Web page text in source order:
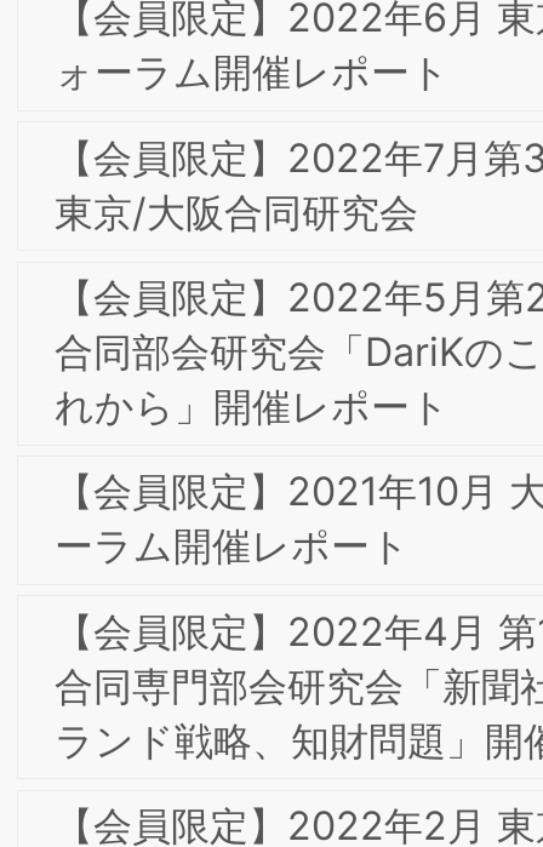
【会員限定】2019年7⽉ 第14回東京フォ
ーラム 「“交差集積”の時代における我が
国ジャパンブランドに求められている
の」
2019年7月 第14回東京フォーラム
2018年10月 東京第13回フォーラム/東京
経済人倶楽部カイザーオープンセミナー
は盛況のうちに終了いたしました
経済人倶楽部カイザーオープンセミナは
盛況のうちに終了いたしました
2017年9月 大阪･六甲東阪合同合宿の報
告
2017年 BSI出版活動の一つとして会員の
る現代マーケティング」（ミネルヴァ書